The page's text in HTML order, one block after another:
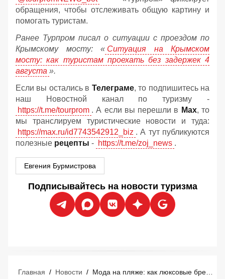
обращения, чтобы отслеживать общую картину и
помогать туристам.
Ранее Турпром писал о ситуации с проездом по
Крымскому мосту: « Ситуация на Крымском
мосту: как туристам проехать без задержек 4
августа ».
Если вы остались в Телеграме, то подпишитесь на
наш Новостной канал по туризму -
https://t.me/tourprom . А если вы перешли в Мах, то
мы транслируем туристические новости и туда:
https://max.ru/id7743542912_biz . А тут публикуются
полезные рецепты - https://t.me/zoj_news .
Евгения Бурмистрова
Подписывайтесь на новости туризма
Главная / Новости / Мода на пляже: как люксовые бренды захватывают курорты Средиземноморья